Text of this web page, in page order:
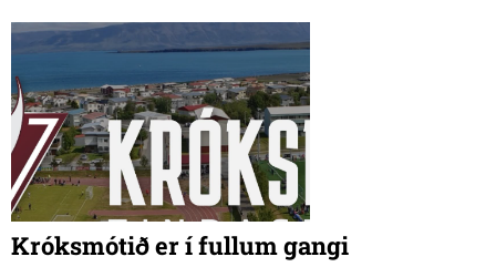
þegar Feykir spurði hann út í málið.
Króksmótið er í fullum gangi